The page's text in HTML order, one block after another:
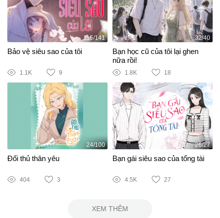
115/141
Bảo vệ siêu sao của tôi
1.1K 9
32/40
Bạn học cũ của tôi lại ghen
nữa rồi!
1.8K 18
24/100
Đối thủ thân yêu
404 3
26/27
Bạn gái siêu sao của tổng tài
4.5K 27
XEM THÊM